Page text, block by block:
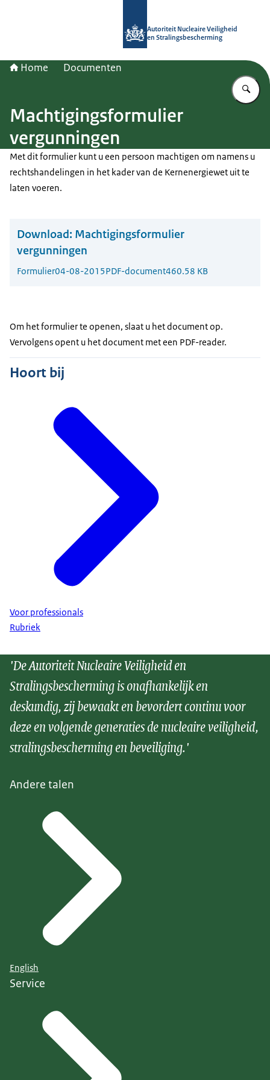
Autoriteit Nucleaire Veiligheid
en Stralingsbescherming
Home Documenten
Machtigingsformulier
vergunningen
Met dit formulier kunt u een persoon machtigen om namens u
rechtshandelingen in het kader van de Kernenergiewet uit te
laten voeren.
Download: Machtigingsformulier
vergunningen
Formulier04-08-2015PDF-document460.58 KB
Om het formulier te openen, slaat u het document op.
Vervolgens opent u het document met een PDF-reader.
Hoort bij
Voor professionals
Rubriek
'De Autoriteit Nucleaire Veiligheid en
Stralingsbescherming is onafhankelijk en
deskundig, zij bewaakt en bevordert continu voor
deze en volgende generaties de nucleaire veiligheid,
stralingsbescherming en beveiliging.'
Andere talen
English
Service